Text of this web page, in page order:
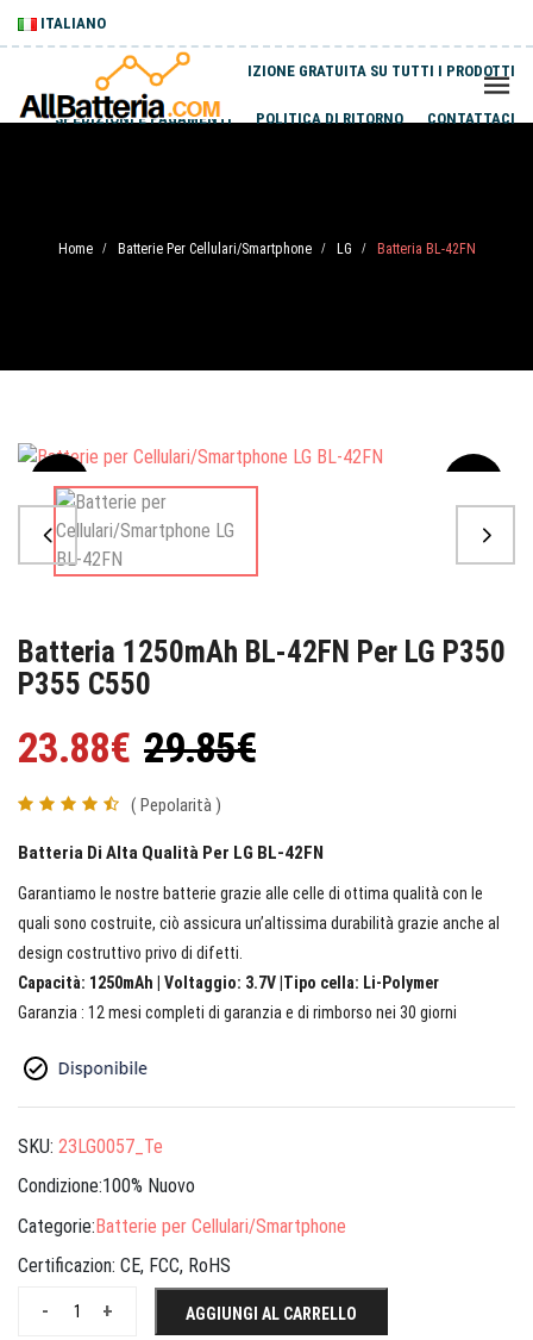
ITALIANO
SPEDIZIONE GRATUITA SU TUTTI I PRODOTTI
SPEDIZIONI E PAGAMENTI POLITICA DI RITORNO CONTATTACI
Home / Batterie Per Cellulari/Smartphone / LG / Batteria BL-42FN
Sale
Batteria 1250mAh BL-42FN Per LG P350
P355 C550
23.88€ 29.85€
( Pepolarità )
Batteria Di Alta Qualità Per LG BL-42FN
Garantiamo le nostre batterie grazie alle celle di ottima qualità con le
quali sono costruite, ciò assicura un’altissima durabilità grazie anche al
design costruttivo privo di difetti.
Capacità: 1250mAh | Voltaggio: 3.7V |Tipo cella: Li-Polymer
Garanzia : 12 mesi completi di garanzia e di rimborso nei 30 giorni
SKU: 23LG0057_Te
Condizione:100% Nuovo
Categorie:Batterie per Cellulari/Smartphone
Certificazion: CE, FCC, RoHS
+
- AGGIUNGI AL CARRELLO